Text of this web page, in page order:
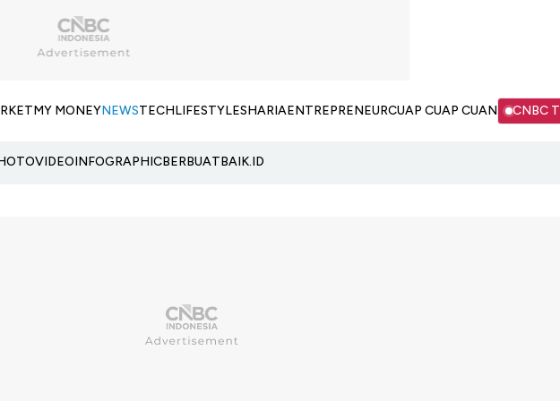
MY MONEYNEWSTECHLIFESTYLESHARIAENTREPRENEURCUAP CUAP CUAN CNBC
VIDEOINFOGRAPHICBERBUATBAIK.ID